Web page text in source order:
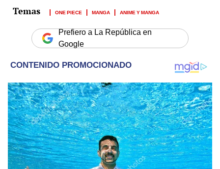
ONE PIECE MANGA ANIME Y MANGA
Prefiero a La República en
Google